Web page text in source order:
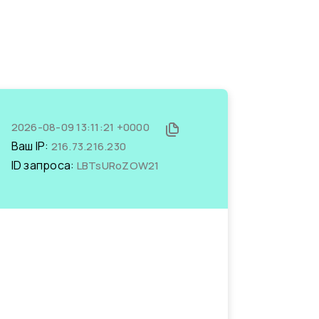
2026-08-09 13:11:21 +0000
Ваш IP: 216.73.216.230
ID запроса: LBTsURoZOW21